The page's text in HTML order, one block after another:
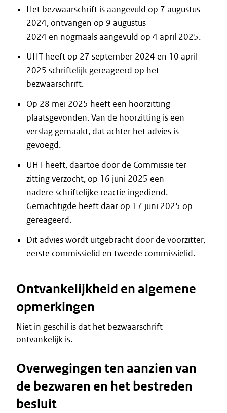
Het bezwaarschrift is aangevuld op 7 augustus
2024, ontvangen op 9 augustus
2024 en nogmaals aangevuld op 4 april 2025.
UHT heeft op 27 september 2024 en 10 april
2025 schriftelijk gereageerd op het
bezwaarschrift.
Op 28 mei 2025 heeft een hoorzitting
plaatsgevonden. Van de hoorzitting is een
verslag gemaakt, dat achter het advies is
gevoegd.
UHT heeft, daartoe door de Commissie ter
zitting verzocht, op 16 juni 2025 een
nadere schriftelijke reactie ingediend.
Gemachtigde heeft daar op 17 juni 2025 op
gereageerd.
Dit advies wordt uitgebracht door de voorzitter,
eerste commissielid en tweede commissielid.
Ontvankelijkheid en algemene
opmerkingen
Niet in geschil is dat het bezwaarschrift
ontvankelijk is.
Overwegingen ten aanzien van
de bezwaren en het bestreden
besluit